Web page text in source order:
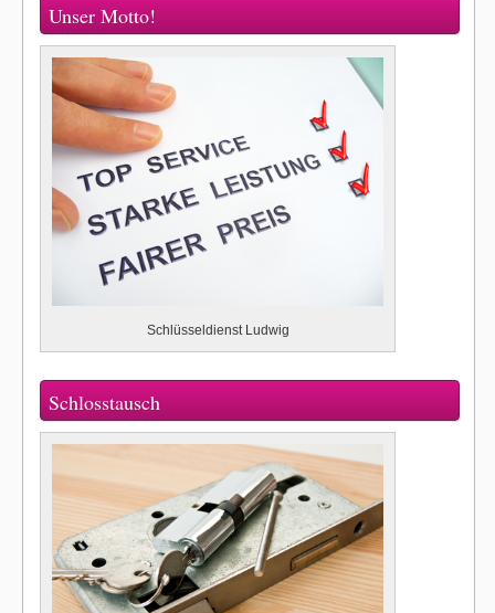
Unser Motto!
Schlüsseldienst Ludwig
Schlosstausch